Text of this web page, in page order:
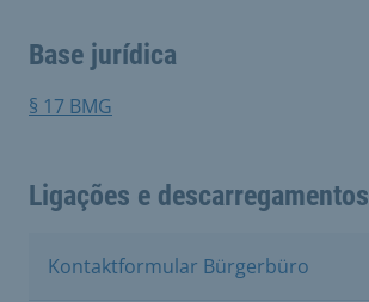
Base jurídica
§ 17 BMG
Ligações e descarregamentos
Kontaktformular Bürgerbüro